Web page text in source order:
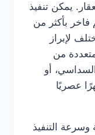
يمكن تنفيذ
بأكثر من
لإبراز
من
أو
عصريًا
وسرعة التنفيذ